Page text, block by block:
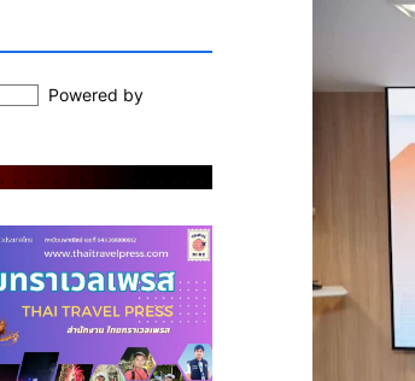
Powered by
. . . .